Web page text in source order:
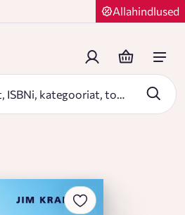
Allahindlused